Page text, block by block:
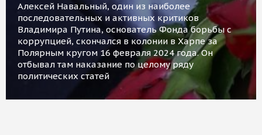
Алексей Навальный, один из наиболее
последовательных и активных критиков
Владимира Путина, основатель Фонда борьбы с
коррупцией, скончался в колонии в Харпе за
Полярным кругом 16 февраля 2024 года. Он
отбывал там наказание по целому ряду
политических статей